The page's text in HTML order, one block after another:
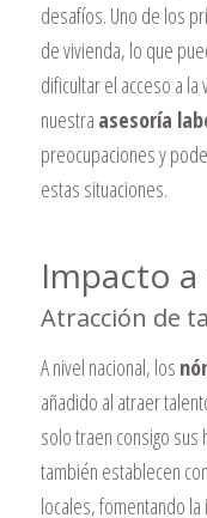
desafíos. Uno de los
de vivienda, lo que
dificultar el acceso a
nuestra asesoría
preocupaciones y
estas situaciones.
Impacto
Atracción de
A nivel nacional, los
añadido al atraer
solo traen consigo
también establecen
locales, fomentando